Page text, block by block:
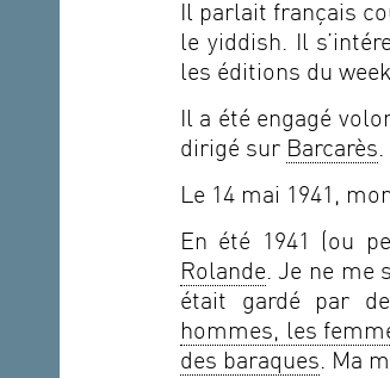
Il parlait français
le yiddish. Il
les éditions du
Il a été engagé
dirigé sur Barcarès.
Le 14 mai 1941,
En été 1941 (ou
Rolande. Je ne me
était gardé par
hommes, les
des baraques. Ma